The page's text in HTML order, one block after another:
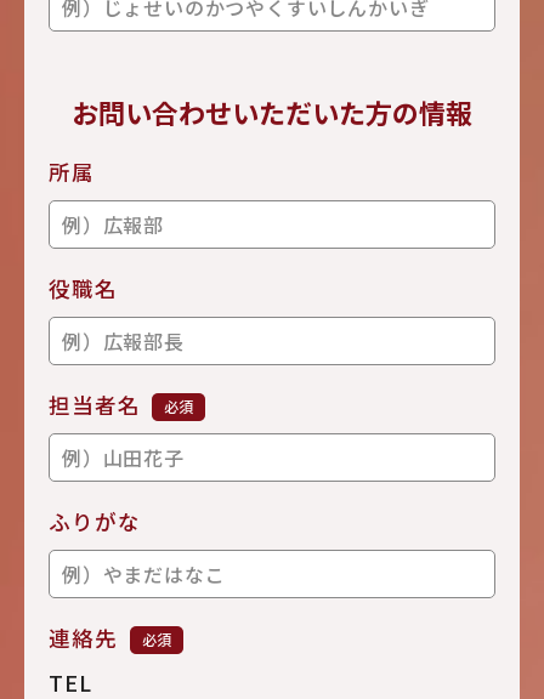
お問い合わせいただいた方の情報
所属
役職名
担当者名 必須
ふりがな
連絡先 必須
TEL